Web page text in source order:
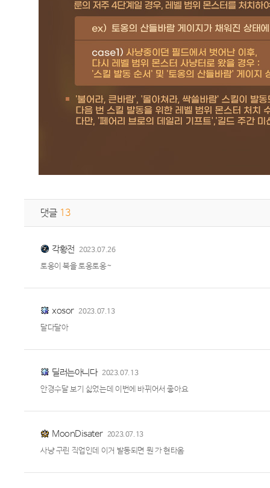
댓글 13
각황전 2023.07.26
토옹이 북을 토옹토옹~
xosor 2023.07.13
달다달아
딜러는아니다 2023.07.13
안경수달 보기 싫었는데 이번에 바뀌어서 좋아요
MoonDisater 2023.07.13
사냥 구린 직업인데 이거 발동되면 뭔 가 현타옴